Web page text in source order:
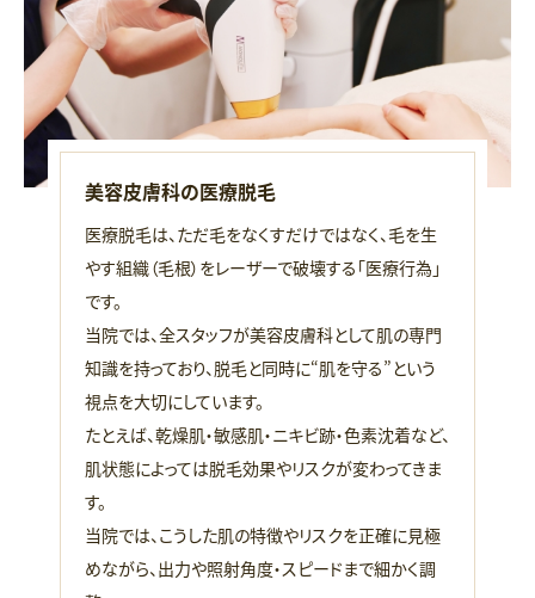
美容皮膚科の医療脱毛
医療脱毛は、ただ毛をなくすだけではなく、毛を生
やす組織（毛根）をレーザーで破壊する「医療行為」
です。
当院では、全スタッフが美容皮膚科として肌の専門
知識を持っており、脱毛と同時に“肌を守る”という
視点を大切にしています。
たとえば、乾燥肌・敏感肌・ニキビ跡・色素沈着など、
肌状態によっては脱毛効果やリスクが変わってきま
す。
当院では、こうした肌の特徴やリスクを正確に見極
めながら、出力や照射角度・スピードまで細かく調